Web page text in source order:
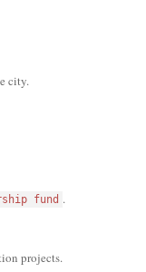
city.
fund .
projects.